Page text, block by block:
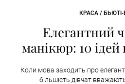
КРАСА /
Елегантний
манікюр: 10 ідей
Коли мова заходить про
більшість дівчат